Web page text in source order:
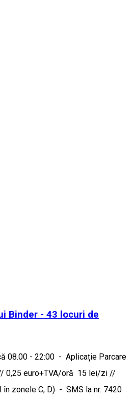
Binder - 43 locuri de
08.00 - 22:00 - Aplicație Parcare
0,25 euro+TVA/oră 15 lei/zi //
zonele C, D) - SMS la nr. 7420